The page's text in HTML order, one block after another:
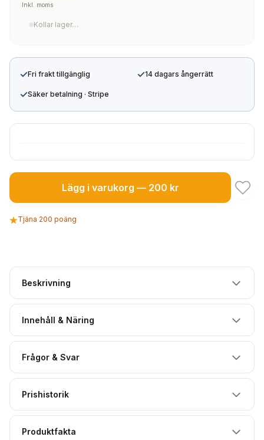
Inkl. moms
Kollar lager…
✓Fri frakt tillgänglig ✓14 dagars ångerrätt
✓Säker betalning · Stripe
Lägg i varukorg — 200 kr
Tjäna 200 poäng
Beskrivning
Innehåll & Näring
Frågor & Svar
Prishistorik
Produktfakta